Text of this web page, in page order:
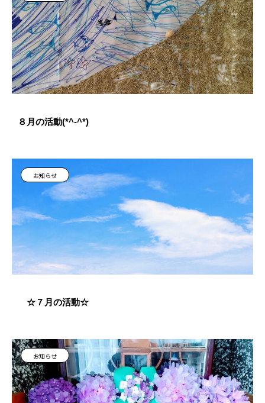
８月の活動(*^-^*)
お知らせ
☆７月の活動☆
お知らせ